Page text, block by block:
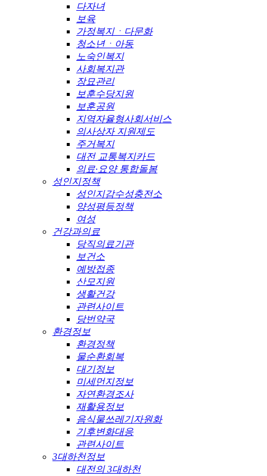
다자녀
보육
가정복지ㆍ다문화
청소년ㆍ아동
노숙인복지
사회복지관
장묘관리
보훈수당지원
보훈공원
지역자율형사회서비스
의사상자 지원제도
주거복지
대전 교통복지카드
의료·요양 통합돌봄
성인지정책
성인지감수성충전소
양성평등정책
여성
건강과의료
당직의료기관
보건소
예방접종
산모지원
생활건강
관련사이트
당번약국
환경정보
환경정책
물순환회복
대기정보
미세먼지정보
자연환경조사
재활용정보
음식물쓰레기자원화
기후변화대응
관련사이트
3대하천정보
대전의 3대하천